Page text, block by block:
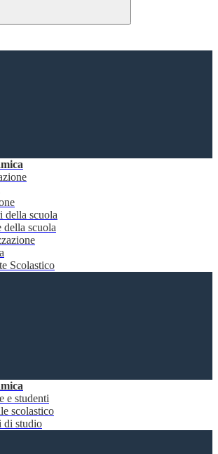
della scuola
della scuola
Scolastico
e studenti
scolastico
di studio